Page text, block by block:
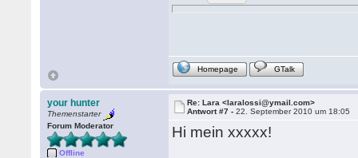
Homepage GTalk
your hunter
Themenstarter
Forum Moderator
Offline
Re: Lara <laralossi@ymail.com>
Antwort #7 -22. September 2010 um 18:05
Hi mein xxxxx!